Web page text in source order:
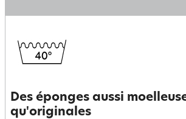
Des éponges aussi
qu'originales